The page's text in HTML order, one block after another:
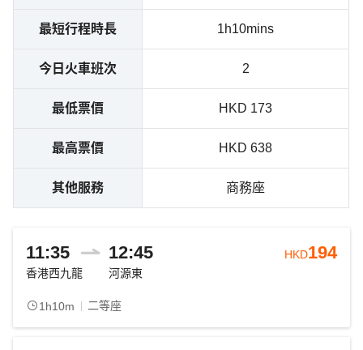
最短行程時長 1h10mins
今日火車班次 2
最低票價 HKD 173
最高票價 HKD 638
其他服務 商務座
11:35 12:45
香港西九龍 河源東
1h10m 二等座
HKD194